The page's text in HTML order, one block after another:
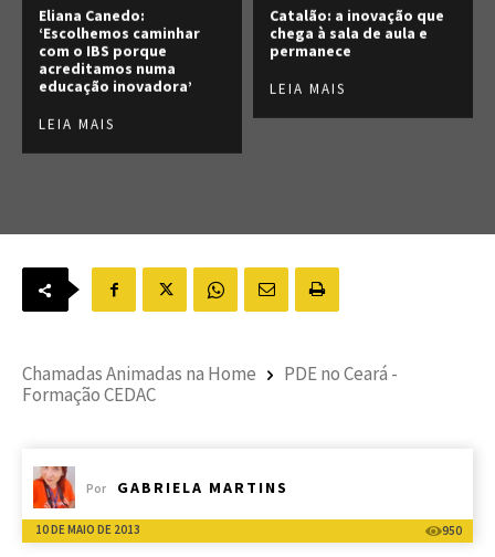
Eliana Canedo:
‘Escolhemos caminhar
com o IBS porque
acreditamos numa
educação inovadora’
LEIA MAIS
Catalão: a inovação que
chega à sala de aula e
permanece
LEIA MAIS
Chamadas Animadas na Home
PDE no Ceará -
Formação CEDAC
Por GABRIELA MARTINS
10 DE MAIO DE 2013 950